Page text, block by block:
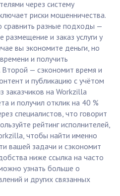
через систему
риски мошенничества.
сравнить разные подходы —
размещение и заказ услуги у
вы экономите деньги, но
и получить
Второй — сэкономит время и
и публикацию с учётом
заказчиков на Workzilla
и получил отклик на 40 %
специалистов, что говорит
рейтинг исполнителей,
чтобы найти именно
вашей задачи и сэкономит
ниже ссылка на часто
узнать больше о
и других связанных